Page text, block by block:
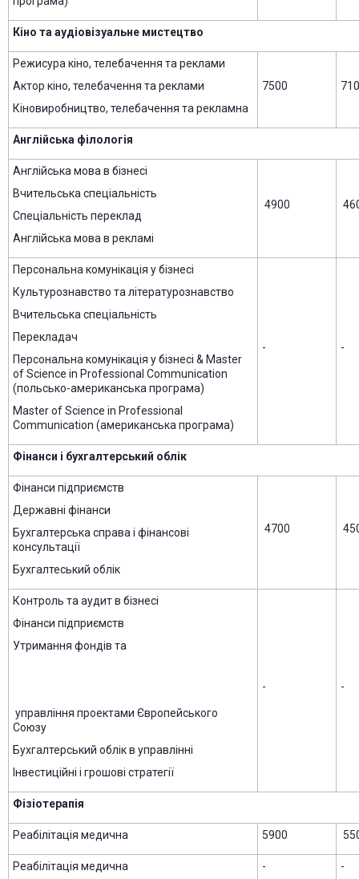
Кіно та аудіовізуальне мистецтво
Режисура кіно, телебачення та реклами
Актор кіно, телебачення та реклами
Кіновиробництво, телебачення та рекламна
7500
Англійська філологія
Англійська мова в бізнесі
Вчительська спеціальність
Спеціальність переклад
Англійська мова в рекламі
4900
Персональна комунікація у бізнесі
Культурознавство та літературознавство
Вчительська спеціальність
Перекладач
Персональна комунікація у бізнесі & Master
of Science in Professional Communication
(польсько-американська програма)
Master of Science in Professional
Communication (американська програма)
- -
Фінанси і бухгалтерський облік
Фінанси підприємств
Державні фінанси
Бухгалтерська справа і фінансові
консультації
Бухгалтеський облік
4700
Контроль та аудит в бізнесі
Фінанси підприємств
Утримання фондів та
управління проектами Європейського
Союзу
Бухгалтерський облік в управлінні
Інвестиційні і грошові стратегії
- -
Фізіотерапія
Реабілітація медична 5900
Реабілітація медична - -